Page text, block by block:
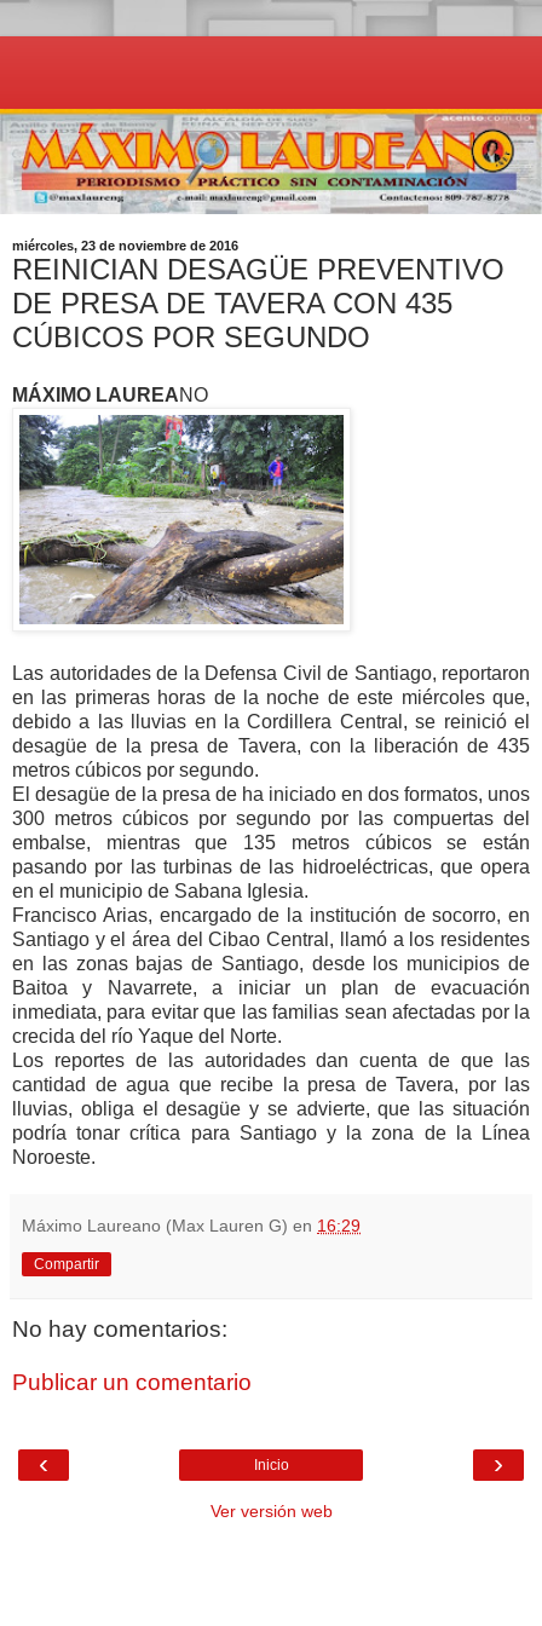
miércoles, 23 de noviembre de 2016
REINICIAN DESAGÜE PREVENTIVO
DE PRESA DE TAVERA CON 435
CÚBICOS POR SEGUNDO
MÁXIMO LAUREANO
Las autoridades de la Defensa Civil de Santiago, reportaron
en las primeras horas de la noche de este miércoles que,
debido a las lluvias en la Cordillera Central, se reinició el
desagüe de la presa de Tavera, con la liberación de 435
metros cúbicos por segundo.
El desagüe de la presa de ha iniciado en dos formatos, unos
300 metros cúbicos por segundo por las compuertas del
embalse, mientras que 135 metros cúbicos se están
pasando por las turbinas de las hidroeléctricas, que opera
en el municipio de Sabana Iglesia.
Francisco Arias, encargado de la institución de socorro, en
Santiago y el área del Cibao Central, llamó a los residentes
en las zonas bajas de Santiago, desde los municipios de
Baitoa y Navarrete, a iniciar un plan de evacuación
inmediata, para evitar que las familias sean afectadas por la
crecida del río Yaque del Norte.
Los reportes de las autoridades dan cuenta de que las
cantidad de agua que recibe la presa de Tavera, por las
lluvias, obliga el desagüe y se advierte, que las situación
podría tonar crítica para Santiago y la zona de la Línea
Noroeste.
Máximo Laureano (Max Lauren G) en 16:29
Compartir
No hay comentarios:
Publicar un comentario
‹ ›
Inicio
Ver versión web